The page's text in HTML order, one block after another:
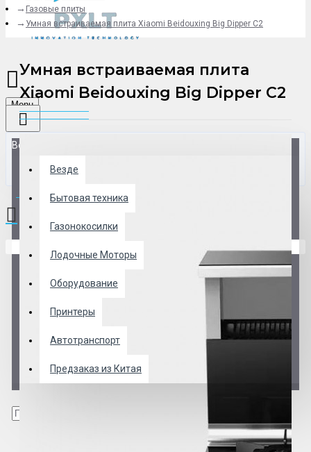
Menu
Везде
Везде
Бытовая техника
Газонокосилки
Лодочные Моторы
Оборудование
Принтеры
Автотранспорт
Предзаказ из Китая
0 товар(ов) - 0 р.
Газовые плиты
Умная встраиваемая плита Xiaomi Beidouxing Big Dipper C2
Умная встраиваемая плита
Xiaomi Beidouxing Big Dipper C2